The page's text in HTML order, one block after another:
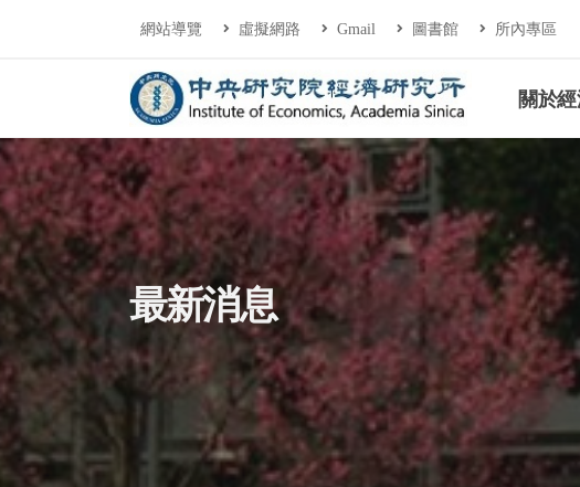
連往主要內容區塊
網站導覽 虛擬網路 Gmail 圖書館 所內專區
中央研究院經濟研究所
關於
:::
最新消息